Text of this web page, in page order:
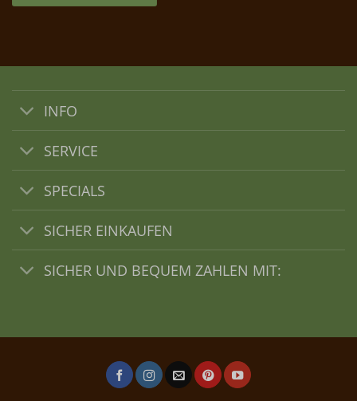
INFO
SERVICE
SPECIALS
SICHER EINKAUFEN
SICHER UND BEQUEM ZAHLEN MIT: